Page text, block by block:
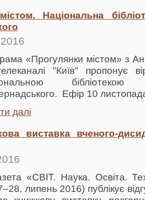
Національна
«Прогулянки містом» з
"Київ" пропонує
Ефір 10
далі
виставка вченого-
«СВІТ. Наука. Освіта.
липень 2016) публікує